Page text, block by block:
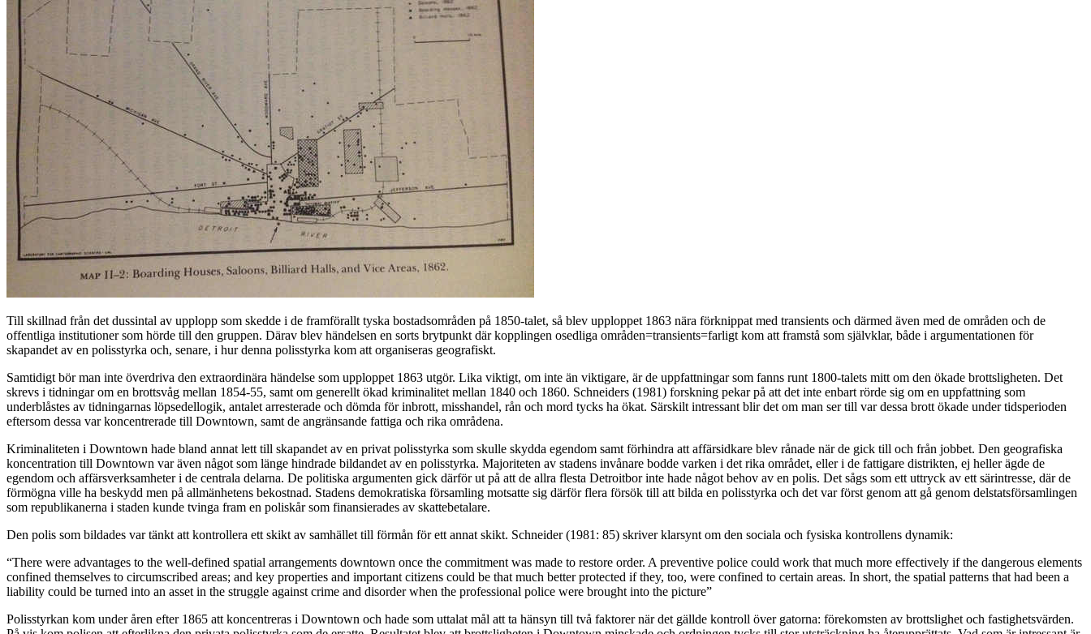
Till skillnad från det dussintal av upplopp som skedde i de framförallt tyska bostadsområden på 1850-talet, så blev upploppet 1863 nära förknippat med transients och därmed även med de områden och de
offentliga institutioner som hörde till den gruppen. Därav blev händelsen en sorts brytpunkt där kopplingen osedliga områden=transients=farligt kom att framstå som självklar, både i argumentationen för
skapandet av en polisstyrka och, senare, i hur denna polisstyrka kom att organiseras geografiskt.
Samtidigt bör man inte överdriva den extraordinära händelse som upploppet 1863 utgör. Lika viktigt, om inte än viktigare, är de uppfattningar som fanns runt 1800-talets mitt om den ökade brottsligheten. Det
skrevs i tidningar om en brottsvåg mellan 1854-55, samt om generellt ökad kriminalitet mellan 1840 och 1860. Schneiders (1981) forskning pekar på att det inte enbart rörde sig om en uppfattning som
underblåstes av tidningarnas löpsedellogik, antalet arresterade och dömda för inbrott, misshandel, rån och mord tycks ha ökat. Särskilt intressant blir det om man ser till var dessa brott ökade under tidsperioden
eftersom dessa var koncentrerade till Downtown, samt de angränsande fattiga och rika områdena.
Kriminaliteten i Downtown hade bland annat lett till skapandet av en privat polisstyrka som skulle skydda egendom samt förhindra att affärsidkare blev rånade när de gick till och från jobbet. Den geografiska
koncentration till Downtown var även något som länge hindrade bildandet av en polisstyrka. Majoriteten av stadens invånare bodde varken i det rika området, eller i de fattigare distrikten, ej heller ägde de
egendom och affärsverksamheter i de centrala delarna. De politiska argumenten gick därför ut på att de allra flesta Detroitbor inte hade något behov av en polis. Det sågs som ett uttryck av ett särintresse, där de
förmögna ville ha beskydd men på allmänhetens bekostnad. Stadens demokratiska församling motsatte sig därför flera försök till att bilda en polisstyrka och det var först genom att gå genom delstatsförsamlingen
som republikanerna i staden kunde tvinga fram en poliskår som finansierades av skattebetalare.
Den polis som bildades var tänkt att kontrollera ett skikt av samhället till förmån för ett annat skikt. Schneider (1981: 85) skriver klarsynt om den sociala och fysiska kontrollens dynamik:
“There were advantages to the well-defined spatial arrangements downtown once the commitment was made to restore order. A preventive police could work that much more effectively if the dangerous elements
confined themselves to circumscribed areas; and key properties and important citizens could be that much better protected if they, too, were confined to certain areas. In short, the spatial patterns that had been a
liability could be turned into an asset in the struggle against crime and disorder when the professional police were brought into the picture”
Polisstyrkan kom under åren efter 1865 att koncentreras i Downtown och hade som uttalat mål att ta hänsyn till två faktorer när det gällde kontroll över gatorna: förekomsten av brottslighet och fastighetsvärden.